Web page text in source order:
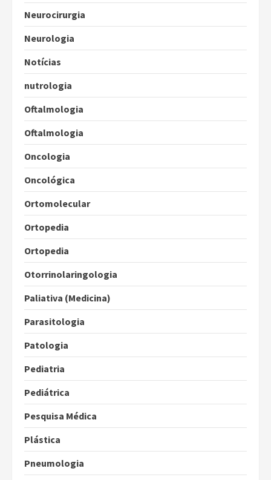
Neurocirurgia
Neurologia
Notícias
nutrologia
Oftalmologia
Oftalmologia
Oncologia
Oncológica
Ortomolecular
Ortopedia
Ortopedia
Otorrinolaringologia
Paliativa (Medicina)
Parasitologia
Patologia
Pediatria
Pediátrica
Pesquisa Médica
Plástica
Pneumologia